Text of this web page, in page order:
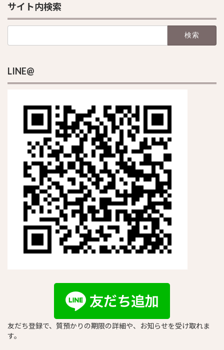
サイト内検索
LINE@
友だち登録で、質預かりの期限の詳細や、お知らせを受け取れま
す。